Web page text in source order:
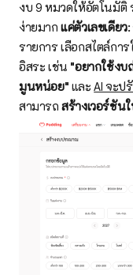
งบ 9 หมวดให้อัตโนมัติ
ง่ายมากแค่ตัวเลขเดีย
รายการ เลือกสไตล์กา
อิสระ เช่น "อยากใช้งบ
มูนหน่อย" และAI จะป
สามารถสร้างเวอร์ชัน